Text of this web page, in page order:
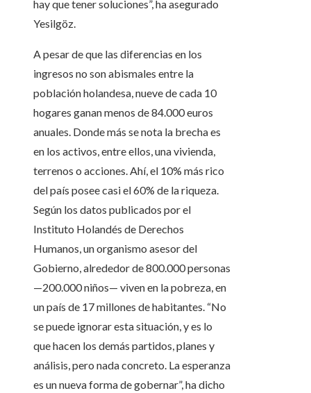
hay que tener soluciones”, ha asegurado
Yesilgöz.
A pesar de que las diferencias en los
ingresos no son abismales entre la
población holandesa, nueve de cada 10
hogares ganan menos de 84.000 euros
anuales. Donde más se nota la brecha es
en los activos, entre ellos, una vivienda,
terrenos o acciones. Ahí, el 10% más rico
del país posee casi el 60% de la riqueza.
Según los datos publicados por el
Instituto Holandés de Derechos
Humanos, un organismo asesor del
Gobierno, alrededor de 800.000 personas
—200.000 niños— viven en la pobreza, en
un país de 17 millones de habitantes. “No
se puede ignorar esta situación, y es lo
que hacen los demás partidos, planes y
análisis, pero nada concreto. La esperanza
es un nueva forma de gobernar”, ha dicho